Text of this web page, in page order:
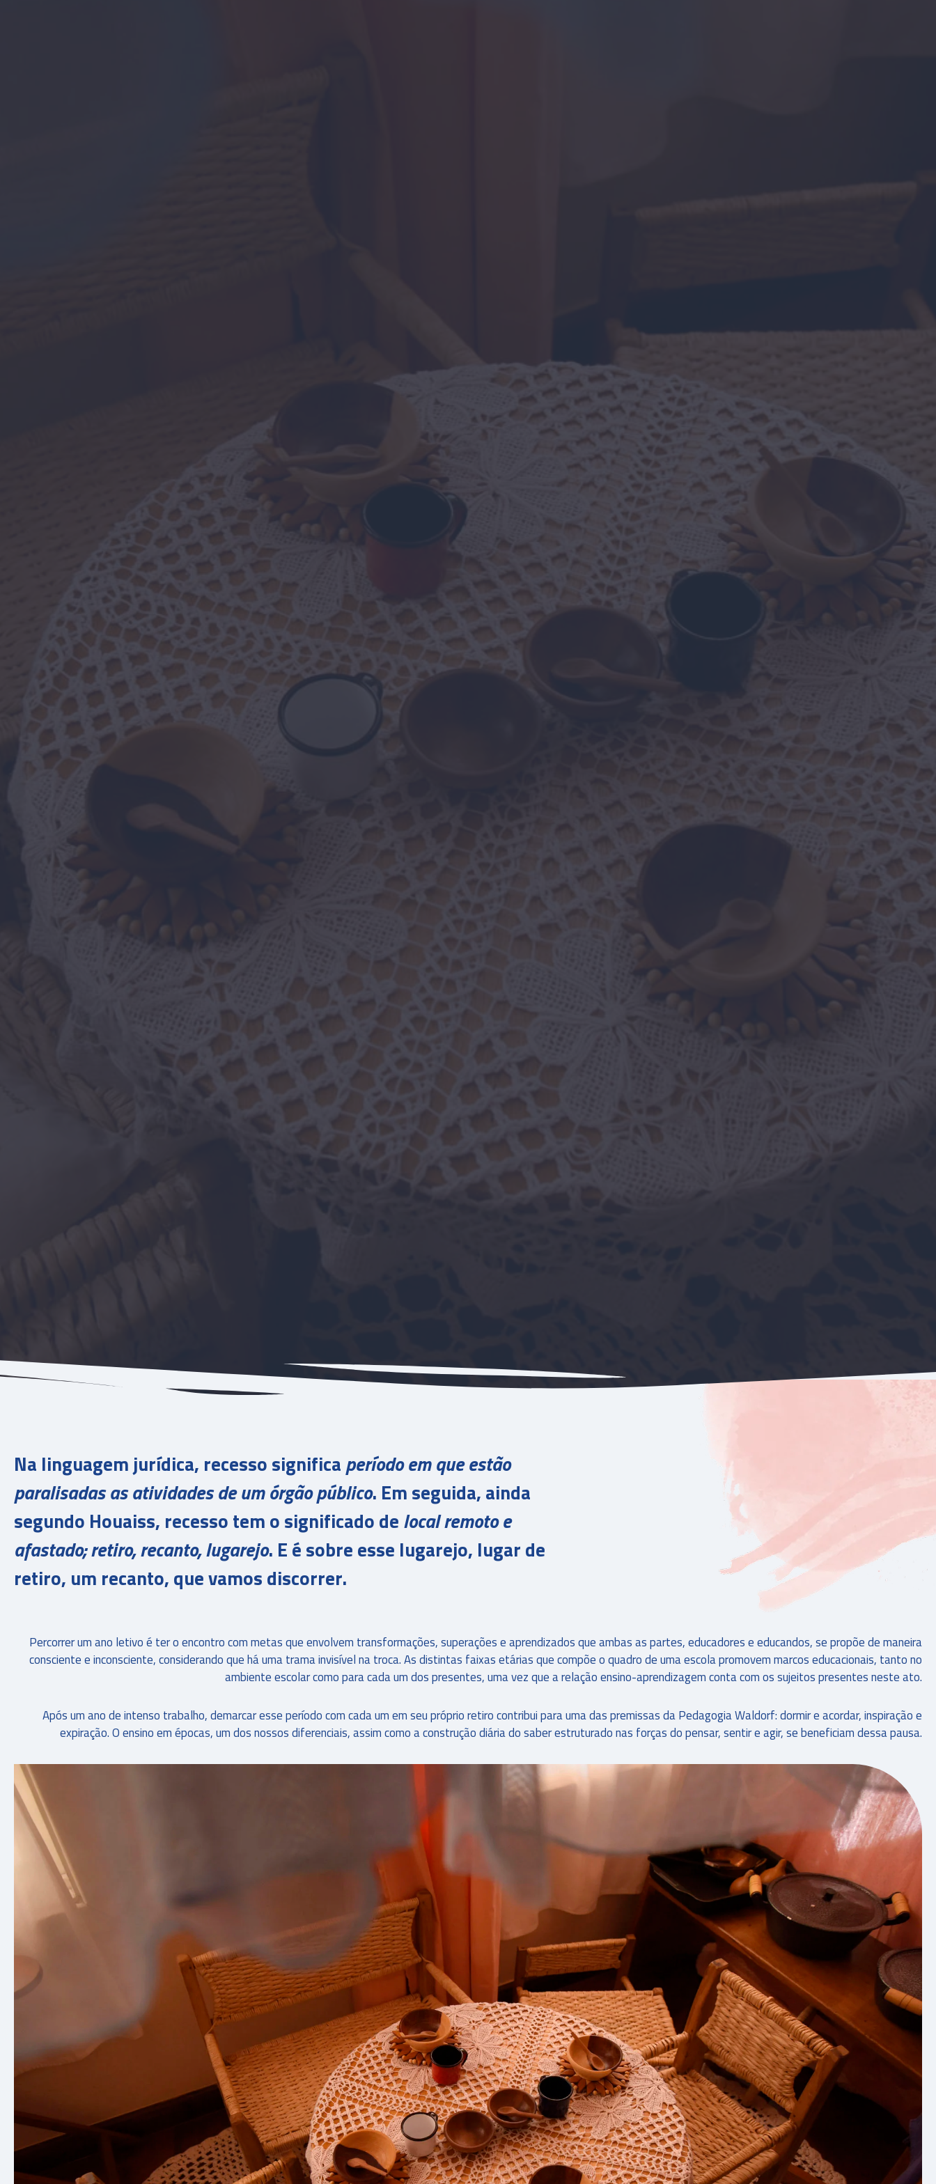
Na linguagem jurídica, recesso significaperíodo em que estão
paralisadas as atividades de um órgão público. Em seguida, ainda
segundo Houaiss, recesso tem o significado delocal remoto e
afastado; retiro, recanto, lugarejo. E é sobre esse lugarejo, lugar de
retiro, um recanto, que vamos discorrer.
Percorrer um ano letivo é ter o encontro com metas que envolvem transformações, superações e aprendizados que ambas as partes, educadores e educandos, se propõe de maneira
consciente e inconsciente, considerando que há uma trama invisível na troca. As distintas faixas etárias que compõe o quadro de uma escola promovem marcos educacionais, tanto no
ambiente escolar como para cada um dos presentes, uma vez que a relação ensino-aprendizagem conta com os sujeitos presentes neste ato.
Após um ano de intenso trabalho, demarcar esse período com cada um em seu próprio retiro contribui para uma das premissas da Pedagogia Waldorf: dormir e acordar, inspiração e
expiração. O ensino em épocas, um dos nossos diferenciais, assim como a construção diária do saber estruturado nas forças do pensar, sentir e agir, se beneficiam dessa pausa.